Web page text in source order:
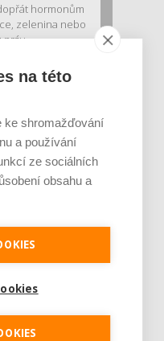
hormonům
zelenina nebo
na této
ke shromažďování
a používání
ze sociálních
obsahu a